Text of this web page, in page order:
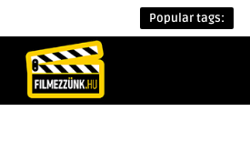
Popular tags: